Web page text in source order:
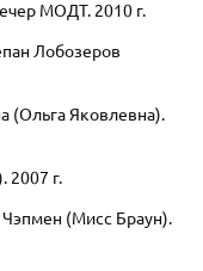
МОДТ. 2010 г.
Лобозеров
(Ольга Яковлевна).
2007 г.
(Мисс Браун).